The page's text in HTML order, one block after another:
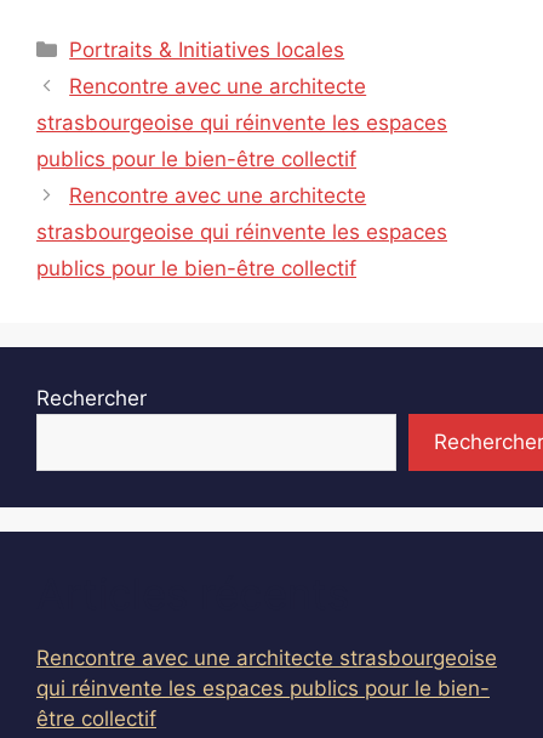
Catégories
Portraits & Initiatives locales
Rencontre avec une architecte
strasbourgeoise qui réinvente les espaces
publics pour le bien-être collectif
Rencontre avec une architecte
strasbourgeoise qui réinvente les espaces
publics pour le bien-être collectif
Rechercher
Rechercher
Rencontre avec une architecte strasbourgeoise
qui réinvente les espaces publics pour le bien-
être collectif